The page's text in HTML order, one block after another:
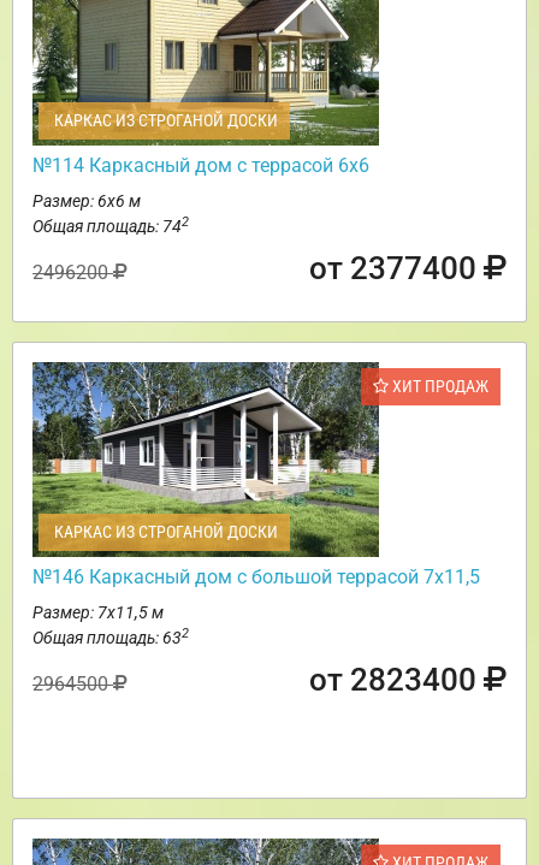
КАРКАС ИЗ СТРОГАНОЙ ДОСКИ
№114 Каркасный дом с террасой 6х6
Размер: 6х6 м
Общая площадь: 742
2496200 от 2377400
ХИТ ПРОДАЖ
КАРКАС ИЗ СТРОГАНОЙ ДОСКИ
№146 Каркасный дом с большой террасой 7х11,5
Размер: 7х11,5 м
Общая площадь: 632
2964500 от 2823400